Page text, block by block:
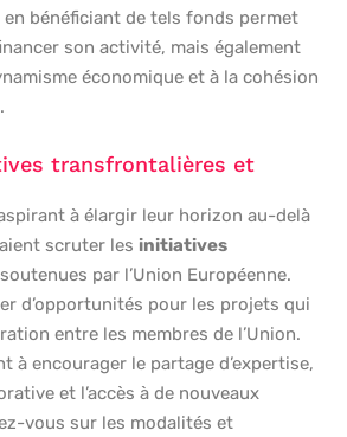
bénéficiant de tels fonds permet
son activité, mais également
économique et à la cohésion
transfrontalières et
à élargir leur horizon au-delà
scruter les initiatives
soutenues par l’Union Européenne.
d’opportunités pour les projets qui
entre les membres de l’Union.
à encourager le partage d’expertise,
et l’accès à de nouveaux
vous sur les modalités et